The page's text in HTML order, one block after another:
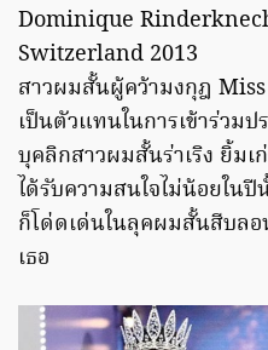
Dominique
Switzerland 2013
สาวผมสั้นผู้คว้ามงกุฎ
เป็นตัวแทนในการเข้าร่วม
บุคลิกสาวผมสั้นร่าเริง ยิ้มเ
ได้รับความสนใจไม่น้อยใน
ก็โด่ดเด่นในลุคผมสั้นสีบล
เธอ